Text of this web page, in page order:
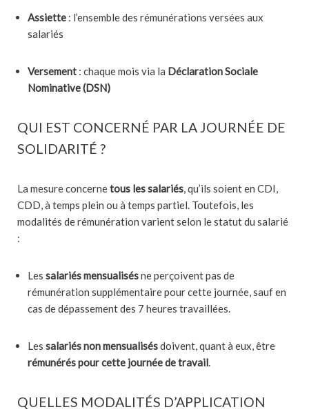
Assiette : l’ensemble des rémunérations versées aux
salariés
Versement : chaque mois via la Déclaration Sociale
Nominative (DSN)
QUI EST CONCERNÉ PAR LA JOURNÉE DE
SOLIDARITÉ ?
La mesure concernetous les salariés, qu’ils soient en CDI,
CDD, à temps plein ou à temps partiel. Toutefois, les
modalités de rémunération varient selon le statut du salarié
:
Les salariés mensualisésne perçoivent pas de
rémunération supplémentaire pour cette journée, sauf en
cas de dépassement des 7 heures travaillées.
Les salariés non mensualisésdoivent, quant à eux, être
rémunérés pour cette journée de travail.
QUELLES MODALITÉS D’APPLICATION